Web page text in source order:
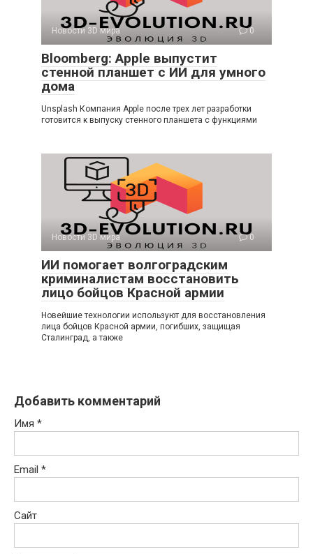
Новости 3D мира 0
Bloomberg: Apple выпустит
стенной планшет с ИИ для умного
дома
Unsplash Компания Apple после трех лет разработки
готовится к выпуску стенного планшета с функциями
Новости 3D мира 0
ИИ помогает волгоградским
криминалистам восстановить
лицо бойцов Красной армии
Новейшие технологии используют для восстановления
лица бойцов Красной армии, погибших, защищая
Сталинград, а также
Добавить комментарий
Имя *
Email *
Сайт